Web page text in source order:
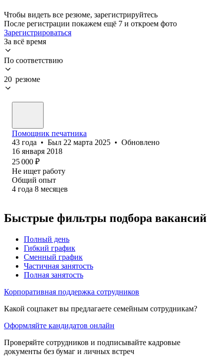
Чтобы видеть все резюме, зарегистрируйтесь
После регистрации покажем ещё 7 и откроем фото
Зарегистрироваться
За всё время
По соответствию
20 резюме
Помощник печатника
43 года • Был 22 марта 2025 • Обновлено
16 января 2018
25 000 ₽
Не ищет работу
Общий опыт
4 года 8 месяцев
Быстрые фильтры подбора вакансий
Полный день
Гибкий график
Сменный график
Частичная занятость
Полная занятость
Корпоративная поддержка сотрудников
Какой соцпакет вы предлагаете семейным сотрудникам?
Оформляйте кандидатов онлайн
Проверяйте сотрудников и подписывайте кадровые
документы без бумаг и личных встреч